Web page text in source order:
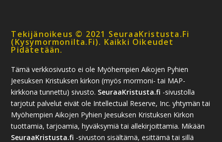
Tekijänoikeus © 2021 SeuraaKristusta.fi
(kysymormonilta.fi). Kaikki Oikeudet
Pidätetään.
Tämä verkkosivusto ei ole Myöhempien Aikojen Pyhien
Jeesuksen Kristuksen kirkon (myös mormoni- tai MAP-
kirkkona tunnettu) sivusto. SeuraaKristusta.fi -sivustolla
tarjotut palvelut eivät ole Intellectual Reserve, Inc. yhtymän tai
Myöhempien Aikojen Pyhien Jeesuksen Kristuksen Kirkon
tuottamia, tarjoamia, hyväksymiä tai allekirjoittamia. Mikään
SeuraaKristusta.fi -sivuston sisältämä, esittämä tai sillä